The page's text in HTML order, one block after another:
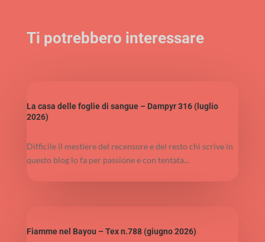
Ti potrebbero interessare
La casa delle foglie di sangue – Dampyr 316 (luglio
2026)
Difficile il mestiere del recensore e del resto chi scrive in
questo blog lo fa per passione e con tentata...
Fiamme nel Bayou – Tex n.788 (giugno 2026)